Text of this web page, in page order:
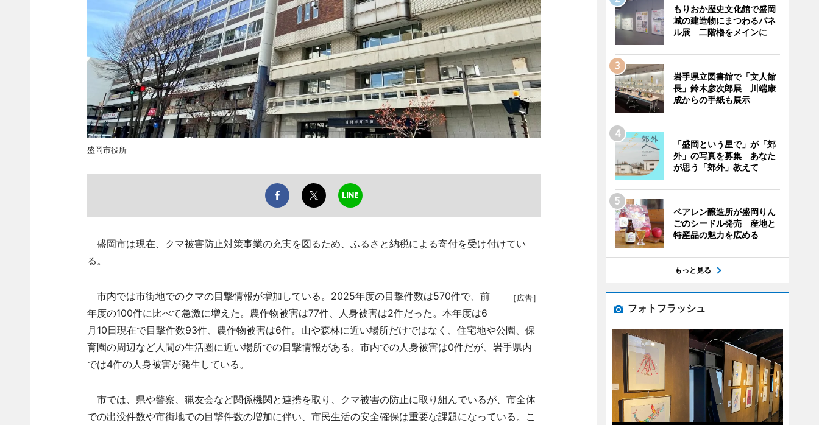
盛岡市役所
盛岡市は現在、クマ被害防止対策事業の充実を図るため、ふるさと納税による寄付を受け付けてい
る。
［広告］
市内では市街地でのクマの目撃情報が増加している。2025年度の目撃件数は570件で、前
年度の100件に比べて急激に増えた。農作物被害は77件、人身被害は2件だった。本年度は6
月10日現在で目撃件数93件、農作物被害は6件。山や森林に近い場所だけではなく、住宅地や公園、保
育園の周辺など人間の生活圏に近い場所での目撃情報がある。市内での人身被害は0件だが、岩手県内
では4件の人身被害が発生している。
市では、県や警察、猟友会など関係機関と連携を取り、クマ被害の防止に取り組んでいるが、市全体
での出没件数や市街地での目撃件数の増加に伴い、市民生活の安全確保は重要な課題になっている。こ
もりおか歴史文化館で盛岡
城の建造物にまつわるパネ
ル展 二階櫓をメインに
岩手県立図書館で「文人館
長」鈴木彦次郎展 川端康
成からの手紙も展示
「盛岡という星で」が「郊
外」の写真を募集 あなた
が思う「郊外」教えて
ベアレン醸造所が盛岡りん
ごのシードル発売 産地と
特産品の魅力を広める
もっと見る
フォトフラッシュ